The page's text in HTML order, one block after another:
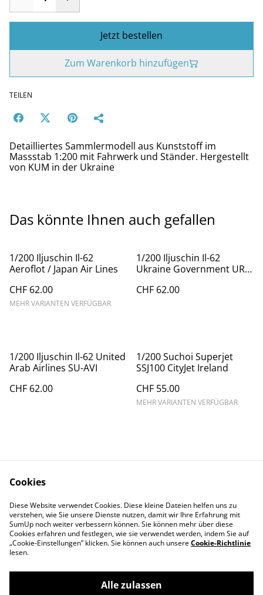
Jetzt bestellen
Zum Warenkorb hinzufügen
TEILEN
Detailliertes Sammlermodell aus Kunststoff im
Massstab 1:200 mit Fahrwerk und Ständer. Hergestellt
von KUM in der Ukraine
Das könnte Ihnen auch gefallen
1/200 Iljuschin Il-62
Aeroflot / Japan Air Lines
CHF 62.00
MEHR VARIANTEN VERFÜGBAR
1/200 Iljuschin Il-62
Ukraine Government UR-
CHF 62.00
1/200 Iljuschin Il-62 United
Arab Airlines SU-AVI
CHF 62.00
1/200 Suchoi Superjet
SSJ100 CityJet Ireland
CHF 55.00
MEHR VARIANTEN VERFÜGBAR
Datenschutz
Cookie Policy
Impressum
Cookies
Diese Website verwendet Cookies. Diese kleine Dateien helfen uns zu
verstehen, wie Sie unsere Dienste nutzen, damit wir Ihre Erfahrung mit
SumUp noch weiter verbessern können. Sie können mehr über diese
Cookies erfahren und festlegen, wie sie verwendet werden, indem Sie auf
„Cookie-Einstellungen” klicken. Sie können auch unsereCookie-Richtlinie
lesen.
Alle zulassen